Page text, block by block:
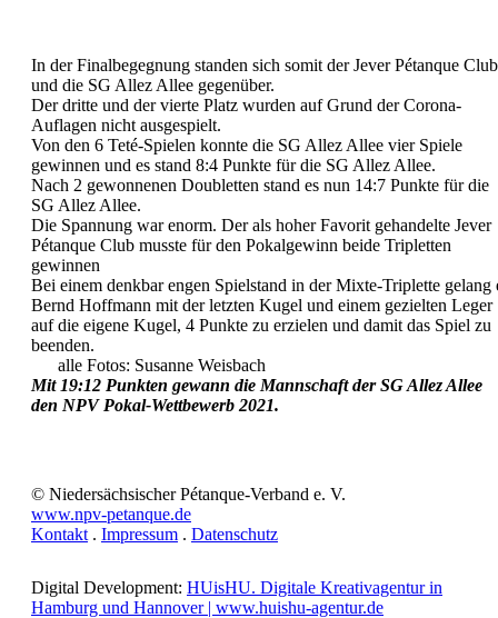
In der Finalbegegnung standen sich somit der Jever Pétanque Club
und die SG Allez Allee gegenüber.
Der dritte und der vierte Platz wurden auf Grund der Corona-
Auflagen nicht ausgespielt.
Von den 6 Teté-Spielen konnte die SG Allez Allee vier Spiele
gewinnen und es stand 8:4 Punkte für die SG Allez Allee.
Nach 2 gewonnenen Doubletten stand es nun 14:7 Punkte für die
SG Allez Allee.
Die Spannung war enorm. Der als hoher Favorit gehandelte Jever
Pétanque Club musste für den Pokalgewinn beide Tripletten
gewinnen
Bei einem denkbar engen Spielstand in der Mixte-Triplette gelang
Bernd Hoffmann mit der letzten Kugel und einem gezielten Leger
auf die eigene Kugel, 4 Punkte zu erzielen und damit das Spiel zu
beenden.
alle Fotos: Susanne Weisbach
Mit 19:12 Punkten gewann die Mannschaft der SG Allez Allee
den NPV Pokal-Wettbewerb 2021.
© Niedersächsischer Pétanque-Verband e. V.
www.npv-petanque.de
Kontakt . Impressum . Datenschutz
Digital Development: HUisHU. Digitale Kreativagentur in
Hamburg und Hannover | www.huishu-agentur.de